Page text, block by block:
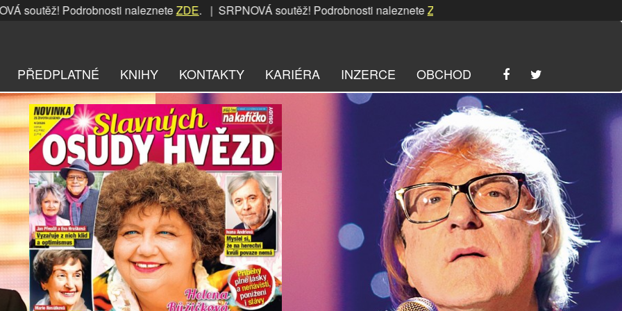
nalezneteZDE. | SRPNOVÁ soutěž! Podrobnosti nalezneteZDE. | SRPNOVÁ soutěž! Podrobnosti naleznete
PŘEDPLATNÉ KNIHY KONTAKTY KARIÉRA INZERCE OBCHOD